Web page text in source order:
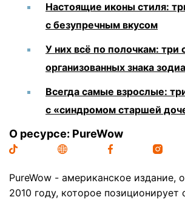
Настоящие иконы стиля:
с безупречным вкусом
У них всё по полочкам: три
организованных знака
Всегда самые взрослые:
с «синдромом старшей
О ресурсе: PureWow
PureWow - американское издание,
2010 году, которое позиционирует